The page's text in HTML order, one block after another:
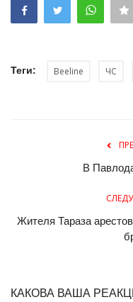
Теги: Beeline ЧС
В
Жителя Тараза
КАКОВА ВАША